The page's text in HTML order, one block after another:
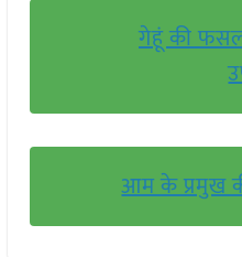
गेहूं की
आम के प्रमुख